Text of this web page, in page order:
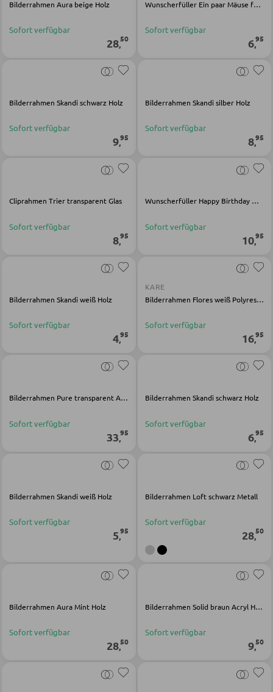
Servierwagen
TISCHE
Couch- und Beistelltische
Esszimmerstühle
BADEZIMMER
Waschbecken und Armaturen
Badaccessoires
GARDEROBEN
Garderobenspiegel
Bilderrahmen Aura beige Holz
Sofort verfügbar
28,50
Wunscherfüller Ein paar Mäuse für dich MDF multicolor
Sofort verfügbar
6,95
Bilderrahmen Skandi schwarz Holz
Sofort verfügbar
9,95
Bilderrahmen Skandi silber Holz
Sofort verfügbar
8,95
Cliprahmen Trier transparent Glas
Sofort verfügbar
8,95
Wunscherfüller Happy Birthday MDF weiß
Sofort verfügbar
10,95
Bilderrahmen Skandi weiß Holz
Sofort verfügbar
4,95
KARE
Bilderrahmen Flores weiß Polyresin Polyester Glas
Sofort verfügbar
16,95
Bilderrahmen Pure transparent Acryl
Sofort verfügbar
3395
Bilderrahmen Skandi schwarz Holz
Sofort verfügbar
6,95
Bilderrahmen Skandi weiß Holz
Sofort verfügbar
5,95
Bilderrahmen Loft schwarz Metall
Sofort verfügbar
28,50
Bilderrahmen Aura Mint Holz
Sofort verfügbar
28,50
Bilderrahmen Solid braun Acryl Holz
Sofort verfügbar
9,50